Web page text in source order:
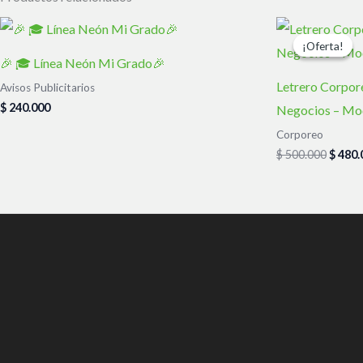
🎉 🎓 Línea Neón Mi Grado🎉
Avisos Publicitarios
$ 240.000
¡Oferta!
¡Oferta!
Letrero
Negocios –
Corporeo
$500.000
El
precio
$
$